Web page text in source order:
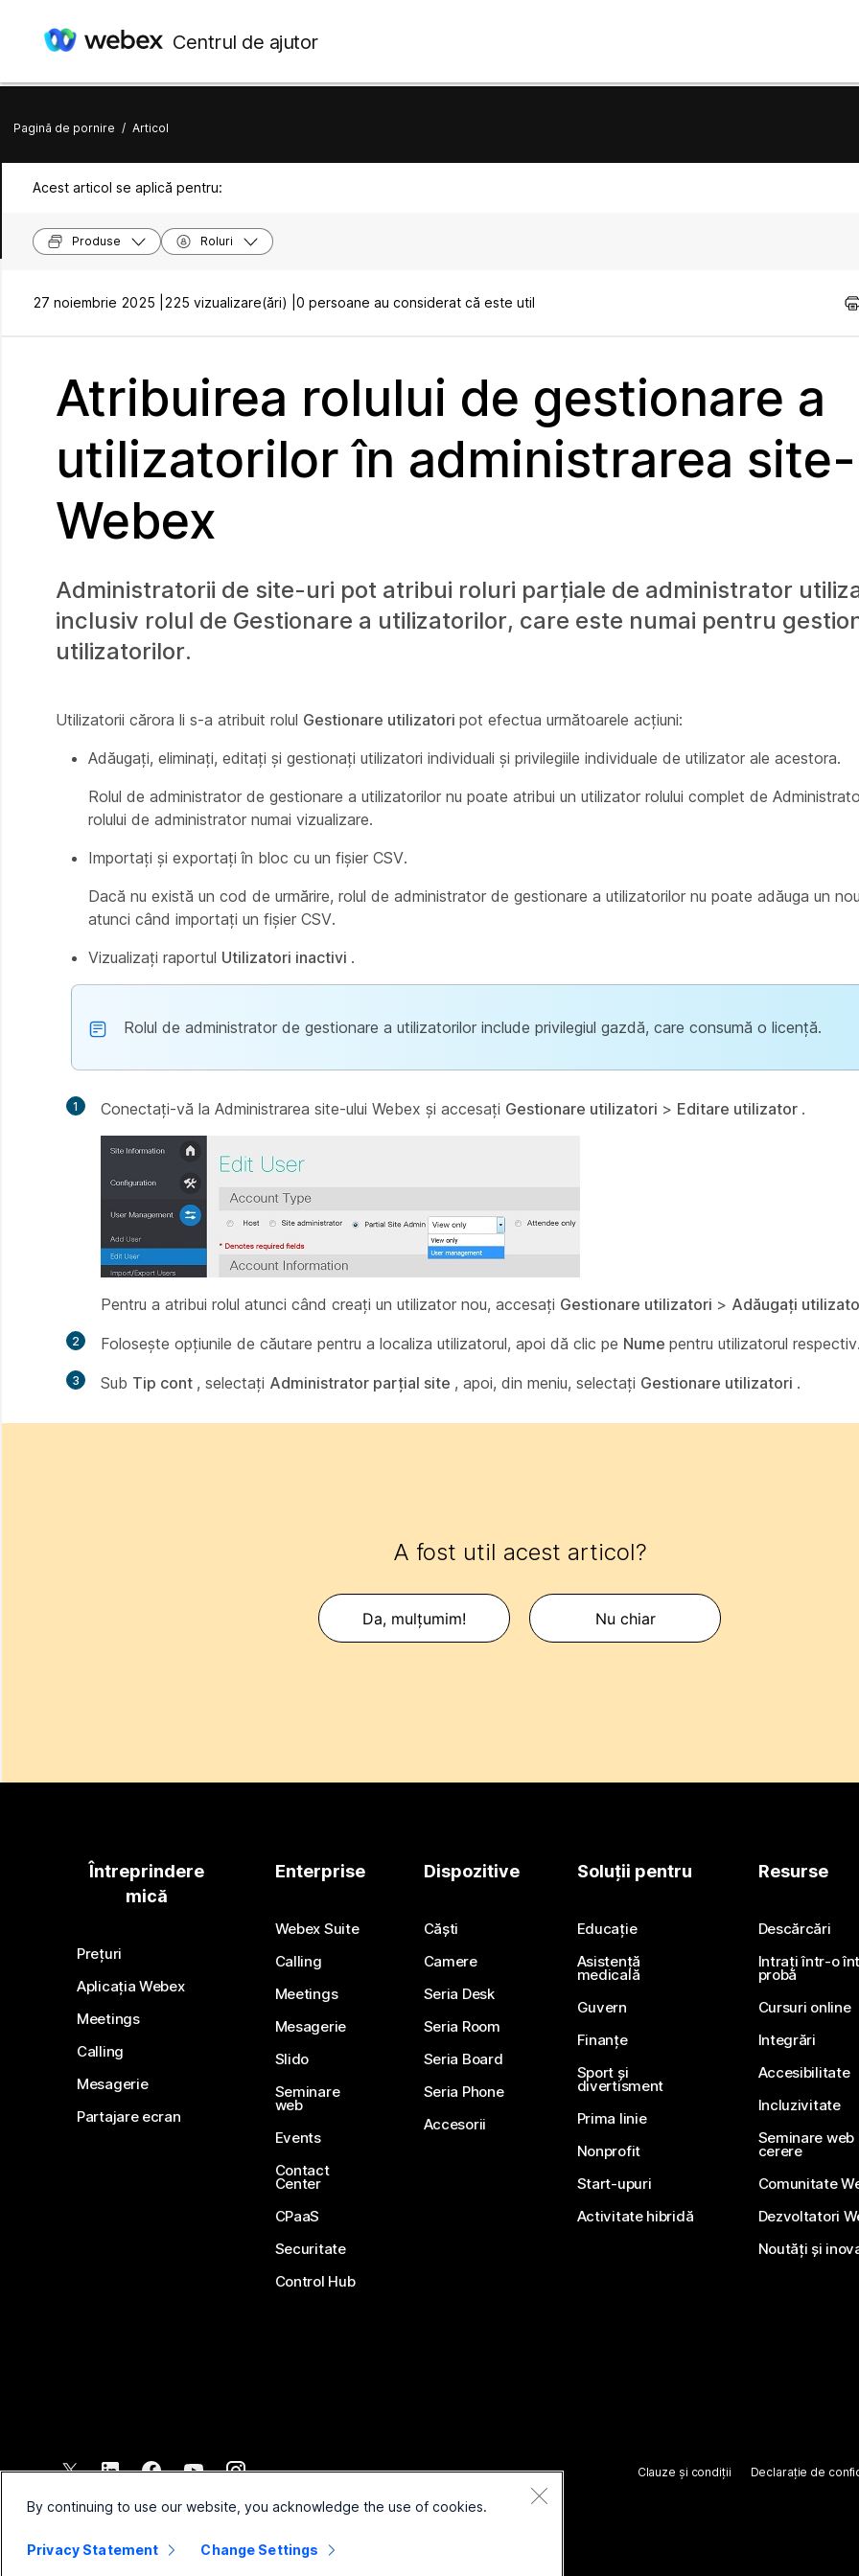
Centrul de ajutor
Pagină de pornire / Articol
Acest articol se aplică pentru:
Produse Roluri
27 noiembrie 2025 | 225 vizualizare(ări) | 0 persoane au considerat că este util
Atribuirea rolului de gestionare a
utilizatorilor în administrarea
Webex
Administratorii de site-uri pot atribui roluri parțiale de administrator
inclusiv rolul de Gestionare a utilizatorilor, care este numai pentru
utilizatorilor.
Utilizatorii cărora li s-a atribuit rolul Gestionare utilizatori pot efectua următoarele acțiuni:
Adăugați, eliminați, editați și gestionați utilizatori individuali și privilegiile individuale de utilizator ale acestora.
Rolul de administrator de gestionare a utilizatorilor nu poate atribui un utilizator rolului complet de
rolului de administrator numai vizualizare.
Importați și exportați în bloc cu un fișier CSV.
Dacă nu există un cod de urmărire, rolul de administrator de gestionare a utilizatorilor nu poate adăuga un
atunci când importați un fișier CSV.
Vizualizați raportul Utilizatori inactivi .
Rolul de administrator de gestionare a utilizatorilor include privilegiul gazdă, care consumă o licență.
1 Conectați-vă la Administrarea site-ului Webex și accesați Gestionare utilizatori > Editare utilizator .
Pentru a atribui rolul atunci când creați un utilizator nou, accesați Gestionare utilizatori > Adăugați
2 Folosește opțiunile de căutare pentru a localiza utilizatorul, apoi dă clic pe Nume pentru utilizatorul respectiv.
3 Sub Tip cont , selectați Administrator parțial site , apoi, din meniu, selectați Gestionare utilizatori .
A fost util acest articol?
Da, mulțumim! Nu chiar
Întreprindere
mică
Prețuri
Aplicația Webex
Meetings
Calling
Mesagerie
Partajare ecran
Enterprise
Webex Suite
Calling
Meetings
Mesagerie
Slido
Seminare
web
Events
Contact
Center
CPaaS
Securitate
Control Hub
Dispozitive
Căști
Camere
Seria Desk
Seria Room
Seria Board
Seria Phone
Accesorii
Soluții pentru
Educație
Asistență
medicală
Guvern
Finanțe
Sport și
divertisment
Prima linie
Nonprofit
Start-upuri
Activitate hibridă
Resurse
Descărcări
Intrați într-o
probă
Cursuri online
Integrări
Accesibilitate
Incluzivitate
Seminare web
cerere
Comunitate
Dezvoltatori
Noutăți și
2026 Cisco și/sau afiliații săi. Toate drepturile rezervate.
Clauze și condiții Declarație de
By continuing to use our website, you acknowledge the use of cookies.
Privacy Statement Change Settings